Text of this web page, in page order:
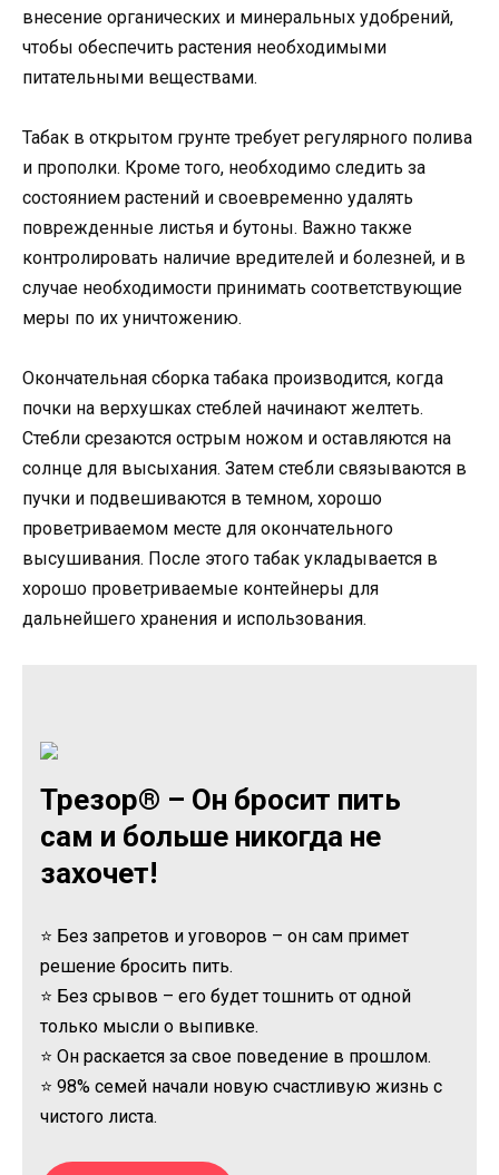
внесение органических и минеральных удобрений,
чтобы обеспечить растения необходимыми
питательными веществами.
Табак в открытом грунте требует регулярного полива
и прополки. Кроме того, необходимо следить за
состоянием растений и своевременно удалять
поврежденные листья и бутоны. Важно также
контролировать наличие вредителей и болезней, и в
случае необходимости принимать соответствующие
меры по их уничтожению.
Окончательная сборка табака производится, когда
почки на верхушках стеблей начинают желтеть.
Стебли срезаются острым ножом и оставляются на
солнце для высыхания. Затем стебли связываются в
пучки и подвешиваются в темном, хорошо
проветриваемом месте для окончательного
высушивания. После этого табак укладывается в
хорошо проветриваемые контейнеры для
дальнейшего хранения и использования.
Трезор® – Он бросит пить
сам и больше никогда не
захочет!
⭐ Без запретов и уговоров – он сам примет
решение бросить пить.
⭐ Без срывов – его будет тошнить от одной
только мысли о выпивке.
⭐ Он раскается за свое поведение в прошлом.
⭐ 98% семей начали новую счастливую жизнь с
чистого листа.